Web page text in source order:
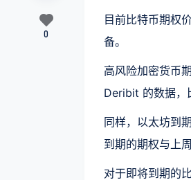
目前比特币期权
备。
高风险加密货币
Deribit 的数据，
同样，以太坊到
到期的期权与上
对于即将到期的
0